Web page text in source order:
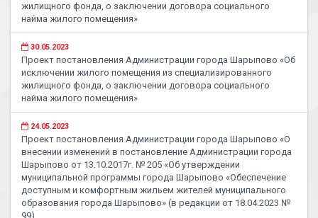
жилищного фонда, о заключении договора социального
найма жилого помещения»
30.05.2023
Проект постановления Администрации города Шарыпово «Об
исключении жилого помещения из специализированного
жилищного фонда, о заключении договора социального
найма жилого помещения»
24.05.2023
Проект постановления Администрации города Шарыпово «О
внесении изменений в постановление Администрации города
Шарыпово от 13.10.2017г. № 205 «Об утверждении
муниципальной программы города Шарыпово «Обеспечение
доступным и комфортным жильем жителей муниципального
образования города Шарыпово» (в редакции от 18.04.2023 №
99)